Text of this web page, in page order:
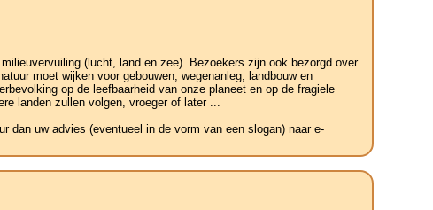
(lucht, land en zee). Bezoekers zijn ook bezorgd over
moet wijken voor gebouwen, wegenanleg, landbouw en
op de leefbaarheid van onze planeet en op de fragiele
landen zullen volgen, vroeger of later ...
dan uw advies (eventueel in de vorm van een slogan) naar e-